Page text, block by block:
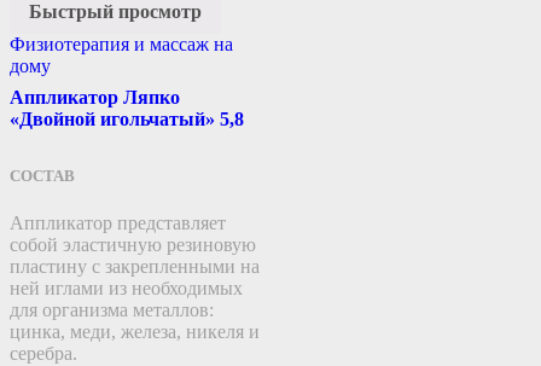
Быстрый просмотр
Физиотерапия и массаж на
дому
Аппликатор Ляпко
«Двойной игольчатый» 5,8
СОСТАВ
Аппликатор представляет
собой эластичную резиновую
пластину c закрепленными на
ней иглами из необходимых
для организма металлов:
цинка, меди, железа, никеля и
серебра.